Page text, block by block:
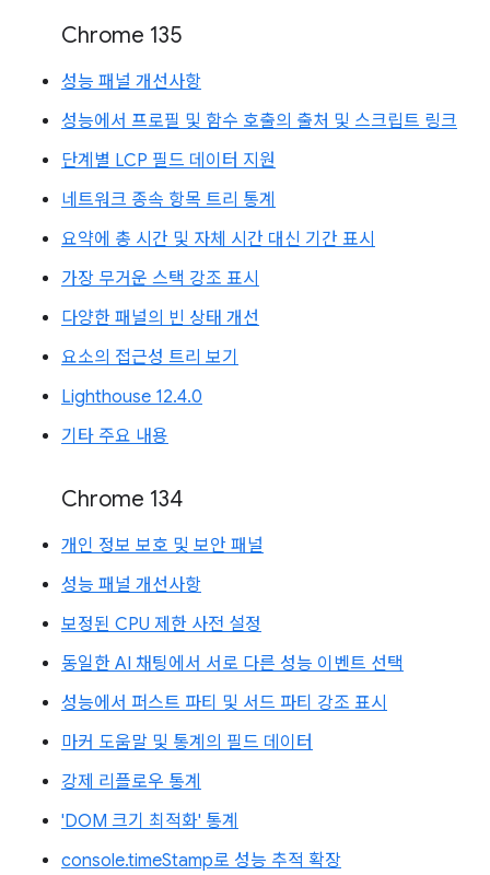
Chrome 135
성능 패널 개선사항
성능에서 프로필 및 함수 호출의 출처 및 스크립트 링크
단계별 LCP 필드 데이터 지원
네트워크 종속 항목 트리 통계
요약에 총 시간 및 자체 시간 대신 기간 표시
가장 무거운 스택 강조 표시
다양한 패널의 빈 상태 개선
요소의 접근성 트리 보기
Lighthouse 12.4.0
기타 주요 내용
Chrome 134
개인 정보 보호 및 보안 패널
성능 패널 개선사항
보정된 CPU 제한 사전 설정
동일한 AI 채팅에서 서로 다른 성능 이벤트 선택
성능에서 퍼스트 파티 및 서드 파티 강조 표시
마커 도움말 및 통계의 필드 데이터
강제 리플로우 통계
'DOM 크기 최적화' 통계
console.timeStamp로 성능 추적 확장